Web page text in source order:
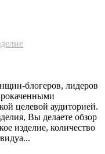
блогеров, лидеров
целевой аудиторией.
Вы делаете обзор
изделие, количество